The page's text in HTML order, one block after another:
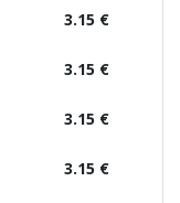
3.15 €
3.15 €
3.15 €
3.15 €